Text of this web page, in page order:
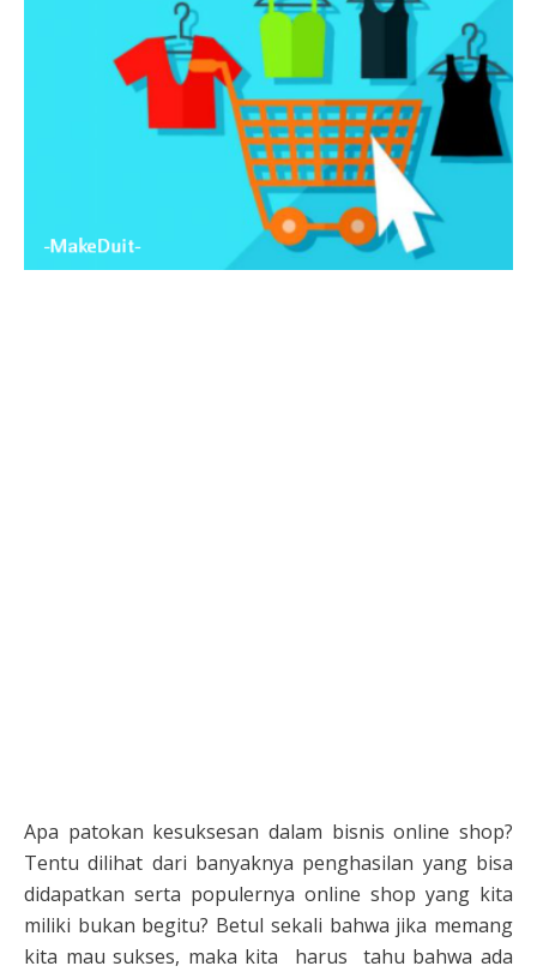
Apa patokan kesuksesan dalam bisnis online shop?
Tentu dilihat dari banyaknya penghasilan yang bisa
didapatkan serta populernya online shop yang kita
miliki bukan begitu? Betul sekali bahwa jika memang
kita mau sukses, maka kita
harus
tahu bahwa ada